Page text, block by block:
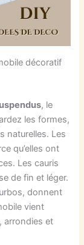
décoratif
, le
les formes,
naturelles. Les
qu’elles ont
Les cauris
de fin et léger.
donnent
vient
arrondies et